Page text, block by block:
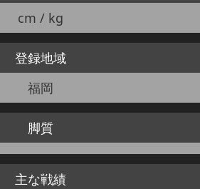
cm / kg
登録地域
福岡
脚質
主な戦績